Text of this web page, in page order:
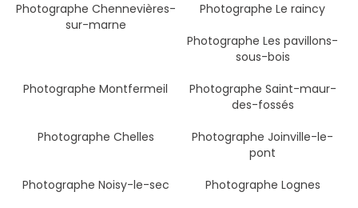
Photographe Chennevières-
sur-marne
Photographe Le raincy
Photographe Les pavillons-
sous-bois
Photographe Montfermeil
Photographe Saint-maur-
des-fossés
Photographe Chelles
Photographe Joinville-le-
pont
Photographe Noisy-le-sec
Photographe Lognes